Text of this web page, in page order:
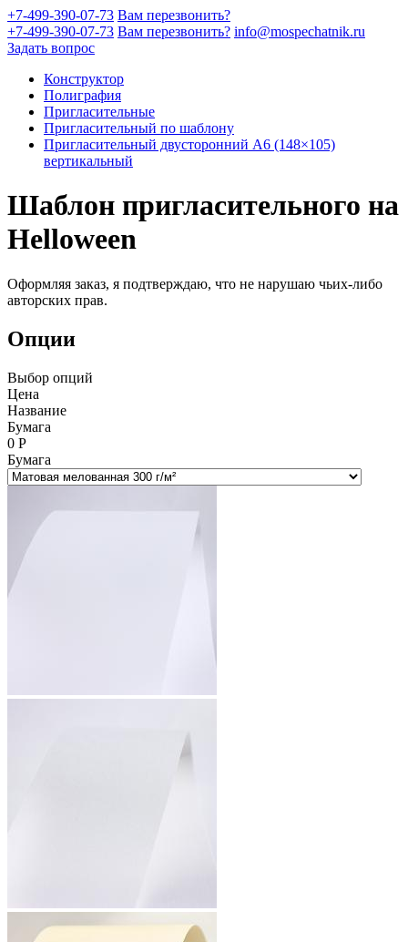
+7-499-390-07-73 Вам перезвонить?
+7-499-390-07-73 Вам перезвонить? info@mospechatnik.ru
Задать вопрос
Конструктор
Полиграфия
Пригласительные
Пригласительный по шаблону
Пригласительный двусторонний A6 (148×105)
вертикальный
Шаблон пригласительного на
Helloween
Оформляя заказ, я подтверждаю, что не нарушаю чьих-либо
авторских прав.
Опции
Выбор опций
Цена
Название
Бумага
0 Р
Бумага